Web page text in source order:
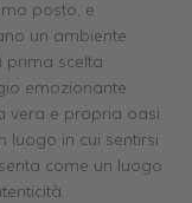
posto, e
un ambiente
prima scelta
emozionante
vera e propria oasi
luogo in cui sentirsi
come un luogo